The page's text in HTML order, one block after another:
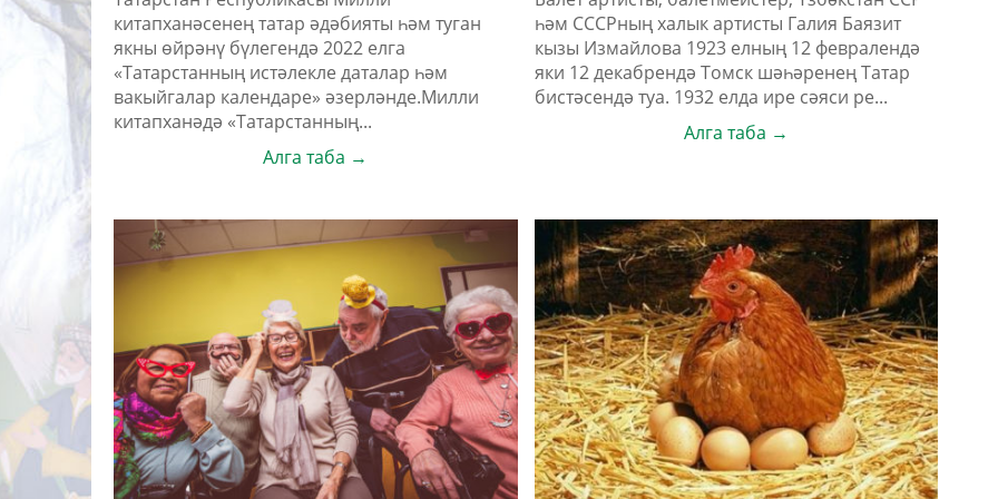
китапханәсенең татар әдәбияты һәм туган
якны өйрәнү бүлегендә 2022 елга
«Татарстанның истәлекле даталар һәм
вакыйгалар календаре» әзерләнде.Милли
китапханәдә «Татарстанның...
Алга таба →
һәм СССРның халык артисты Галия Баязит
кызы Измайлова 1923 елның 12 февралендә
яки 12 декабрендә Томск шәһәренең Татар
бистәсендә туа. 1932 елда ире сәяси ре...
Алга таба →